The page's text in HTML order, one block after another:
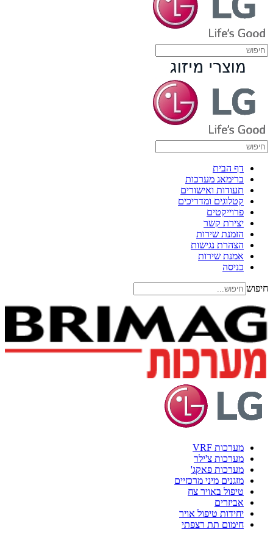
דף הבית
ברימאג מערכות
תעודות ואישורים
קטלוגים ומדריכים
פרוייקטים
יצירת קשר
הזמנת שירות
הצהרת נגישות
אמנת שירות
כניסה
חיפוש
מערכות VRF
מערכות צ'ילר
מערכות פאקג'
מזגנים מיני מרכזיים
טיפול באויר צח
אביזרים
יחידות טיפול אויר
חימום תת רצפתי